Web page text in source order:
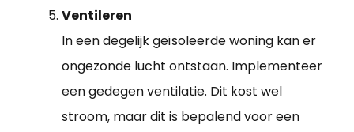
Ventileren
In een degelijk geïsoleerde woning kan er
ongezonde lucht ontstaan. Implementeer
een gedegen ventilatie. Dit kost wel
stroom, maar dit is bepalend voor een